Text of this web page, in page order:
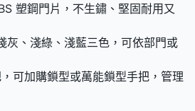
塑鋼門片，不生鏽、堅固耐用又
、淺綠、淺藍三色，可依部門或
可加購鎖型或萬能鎖型手把，管理